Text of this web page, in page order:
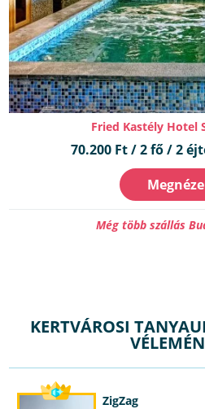
Fried Kastély Hotel
70.200 Ft / 2 fő / 2
Még több szállás
KERTVÁROSI
ZigZag